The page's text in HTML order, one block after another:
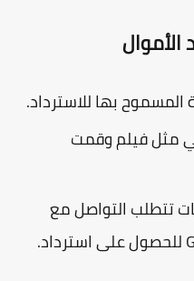
بها للاسترداد.
مثل فيلم وقمت
تتطلب التواصل مع